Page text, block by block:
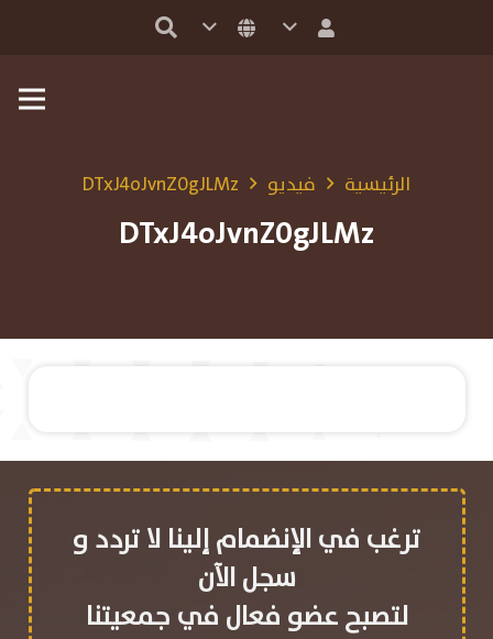
الرئيسية فيديو DTxJ4oJvnZ0gJLMz
DTxJ4oJvnZ0gJLMz
ترغب في الإنضمام إلينا لا تردد و
سجل الآن
لتصبح عضو فعال في جمعيتنا